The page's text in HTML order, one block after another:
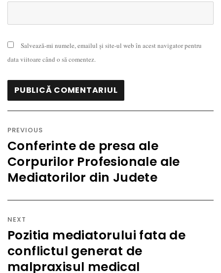
Salvează-mi numele, emailul și site-ul web în acest navigator pentru
data viitoare când o să comentez.
în
articole
PREVIOUS
Previous
post:
Conferinte de presa ale
Corpurilor Profesionale ale
Mediatorilor din Judete
NEXT
Next
post:
Pozitia mediatorului fata de
conflictul generat de
malpraxisul medical